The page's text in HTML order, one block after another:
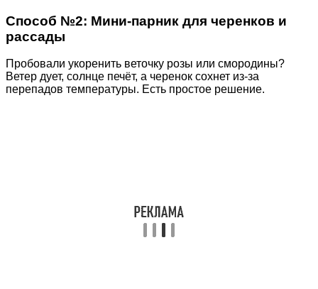
Способ №2: Мини-парник для черенков и
рассады
Пробовали укоренить веточку розы или смородины?
Ветер дует, солнце печёт, а черенок сохнет из-за
перепадов температуры. Есть простое решение.